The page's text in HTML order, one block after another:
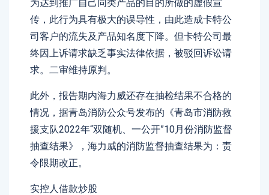
为达到推广自己同类产品的目的所做的虚假宣
传，此行为具有极大的误导性，由此造成卡特公
司客户的流失及产品知名度下降。但卡特公司最
终因上诉请求缺乏事实法律依据，被驳回诉讼请
求。二审维持原判。
此外，报告期内海力威还存在抽检结果不合格的
情况，据青岛消防公众号发布的《青岛市消防救
援支队2022年“双随机、一公开”10月份消防监督
抽查结果》，海力威的消防监督抽查结果为：责
令限期改正。
实控人借款炒股